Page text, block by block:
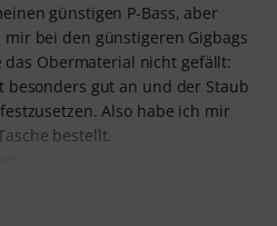
günstigen P-Bass, aber
bei den günstigeren Gigbags
das Obermaterial nicht gefällt:
gut an und der Staub
Also habe ich mir
bestellt.